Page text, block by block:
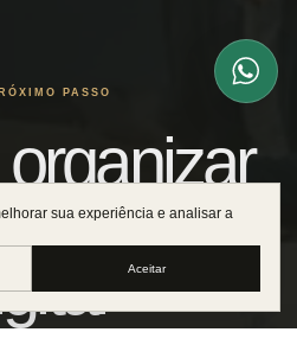
PASSO
sua experiência e analisar a
Aceitar